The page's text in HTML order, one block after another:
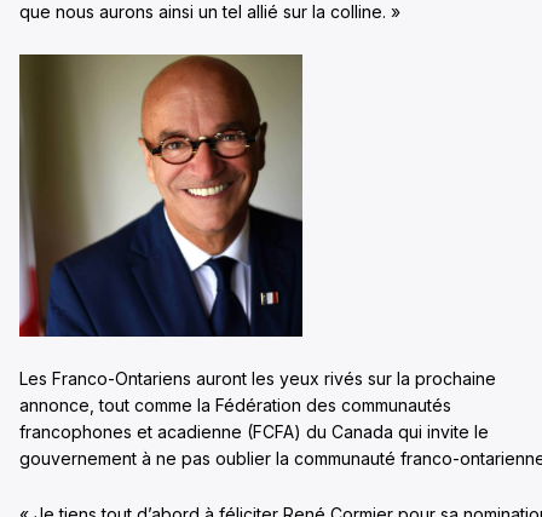
que nous aurons ainsi un tel allié sur la colline. »
Les Franco-Ontariens auront les yeux rivés sur la prochaine
annonce, tout comme la Fédération des communautés
francophones et acadienne (FCFA) du Canada qui invite le
gouvernement à ne pas oublier la communauté franco-